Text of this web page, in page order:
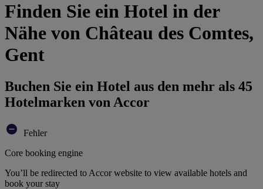
Finden Sie ein Hotel in der
Nähe von Château des Comtes,
Gent
Buchen Sie ein Hotel aus den mehr als 45
Hotelmarken von Accor
Fehler
Core booking engine
You’ll be redirected to Accor website to view available hotels and
book your stay